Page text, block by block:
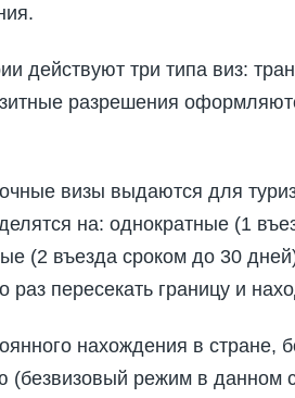
действуют три типа виз:
разрешения
визы выдаются для
на: однократные (1
(2 въезда сроком до 30
раз пересекать границу и
нахождения в стране,
(безвизовый режим в данном